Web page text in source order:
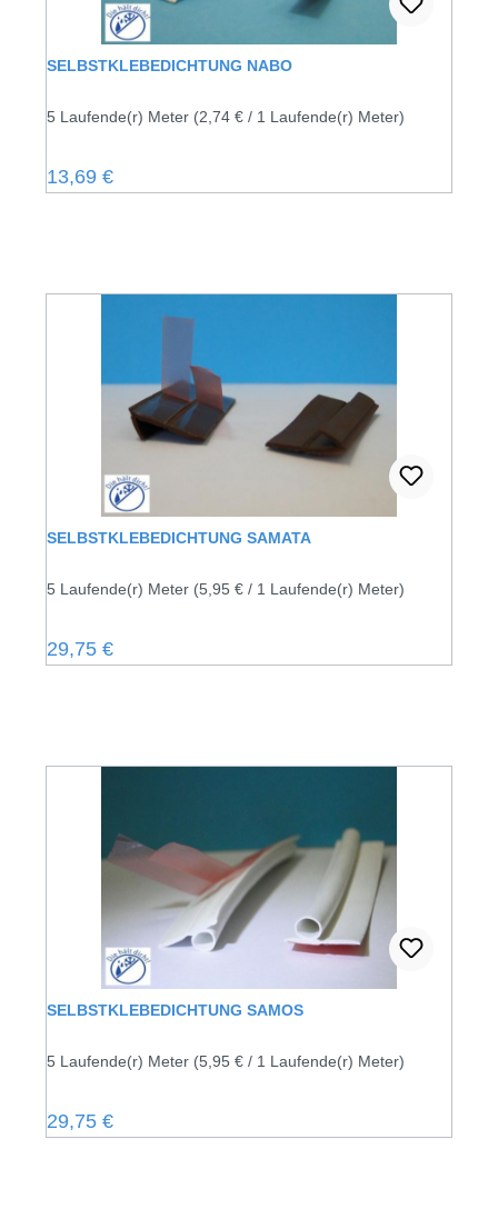
SELBSTKLEBEDICHTUNG NABO
5 Laufende(r) Meter (2,74 € / 1 Laufende(r) Meter)
Regulärer Preis:
13,69 €
SELBSTKLEBEDICHTUNG SAMATA
5 Laufende(r) Meter (5,95 € / 1 Laufende(r) Meter)
Regulärer Preis:
29,75 €
SELBSTKLEBEDICHTUNG SAMOS
5 Laufende(r) Meter (5,95 € / 1 Laufende(r) Meter)
Regulärer Preis:
29,75 €